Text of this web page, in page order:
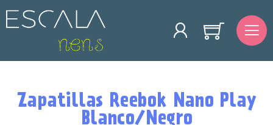
Zapatillas Reebok Nano Play
Blanco/Negro